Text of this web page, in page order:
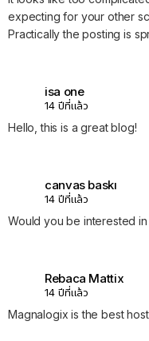
expecting for your other
Practically the posting is
isa one
14 ปีที่แล้ว
Hello, this is a great blog!
canvas baskı
14 ปีที่แล้ว
Would you be interested
Rebaca Mattix
14 ปีที่แล้ว
Magnalogix is the best